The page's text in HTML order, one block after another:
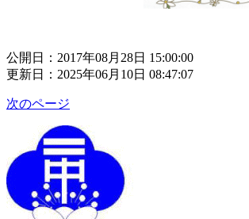
公開日：2017年08月28日 15:00:00
更新日：2025年06月10日 08:47:07
次のページ